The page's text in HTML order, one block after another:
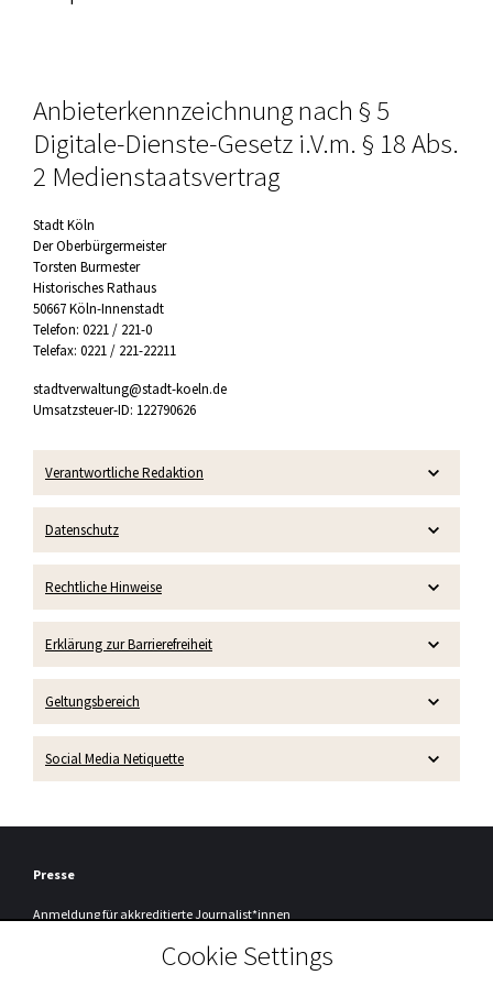
Anbieterkennzeichnung nach § 5
Digitale-Dienste-Gesetz i.V.m. § 18 Abs.
2 Medienstaatsvertrag
Stadt Köln
Der Oberbürgermeister
Torsten Burmester
Historisches Rathaus
50667 Köln-Innenstadt
Telefon: 0221 / 221-0
Telefax: 0221 / 221-22211
stadtverwaltung@stadt-koeln.de
Umsatzsteuer-ID: 122790626
Verantwortliche Redaktion
Datenschutz
Rechtliche Hinweise
Erklärung zur Barrierefreiheit
Geltungsbereich
Social Media Netiquette
Presse
Anmeldungfür akkreditierte Journalist*innen
Cookie Settings